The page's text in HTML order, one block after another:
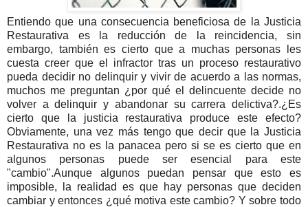
Entiendo que una consecuencia beneficiosa de la Justicia
Restaurativa es la reducción de la reincidencia, sin
embargo, también es cierto que a muchas personas les
cuesta creer que el infractor tras un proceso restaurativo
pueda decidir no delinquir y vivir de acuerdo a las normas,
muchos me preguntan ¿por qué el delincuente decide no
volver a delinquir y abandonar su carrera delictiva?.¿Es
cierto que la justicia restaurativa produce este efecto?
Obviamente, una vez más tengo que decir que la Justicia
Restaurativa no es la panacea pero si se es cierto que en
algunos personas puede ser esencial para este
"cambio".Aunque algunos puedan pensar que esto es
imposible, la realidad es que hay personas que deciden
cambiar y entonces ¿qué motiva este cambio? Y sobre todo